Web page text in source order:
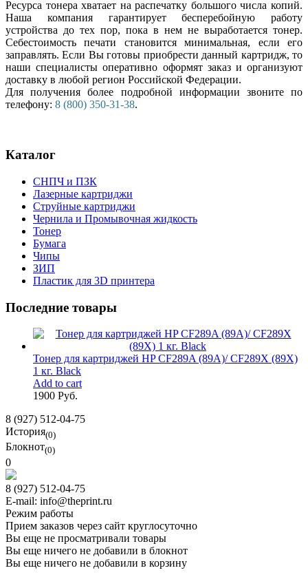
Ресурса тонера хватает на распечатку большого числа копий.
Наша компания гарантирует бесперебойную работу
устройства до тех пор, пока в нем не выработается тонер.
Себестоимость печати становится минимальная, если его
заправлять. Если Вы готовы приобрести данный картридж, то
наши специалисты оперативно оформят заказ и организуют
доставку в любой регион Российской Федерации.
Для получения более подробной информации звоните по
телефону: 8 (800) 350-31-38.
Каталог
СНПЧ и ПЗК
Лазерные картриджи
Струйные картриджи
Чернила и Промывочная жидкость
Тонер
Бумага
Чипы
ЗИП
Пластик для 3D принтера
Последние товары
Тонер для картриджей HP CF289A (89A)/ CF289X (89X)
1 кг. Black
Add to cart
1900 Руб.
8 (927) 512-04-75
История(0)
Блокнот(0)
0
8 (927) 512-04-75
E-mail: info@theprint.ru
Режим работы
Прием заказов через сайт круглосуточно
Вы еще не просматривали товары
Вы еще ничего не добавили в блокнот
Вы еще ничего не добавили в корзину